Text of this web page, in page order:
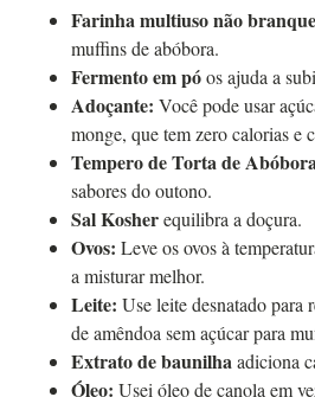
Farinha multiuso não
muffins de abóbora.
Fermento em póos ajuda a
Adoçante: Você pode usar
monge, que tem zero calorias e
Tempero de Torta de
sabores do outono.
Sal Kosherequilibra a doçura.
Ovos: Leve os ovos à
a misturar melhor.
Leite: Use leite desnatado para
de amêndoa sem açúcar para
Extrato de baunilhaadiciona
Óleo: Usei óleo de canola em